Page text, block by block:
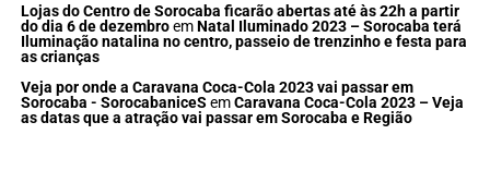
Lojas do Centro de Sorocaba ficarão abertas até às 22h a partir
do dia 6 de dezembroemNatal Iluminado 2023 – Sorocaba terá
Iluminação natalina no centro, passeio de trenzinho e festa para
as crianças
Veja por onde a Caravana Coca-Cola 2023 vai passar em
Sorocaba - SorocabaniceS emCaravana Coca-Cola 2023 – Veja
as datas que a atração vai passar em Sorocaba e Região